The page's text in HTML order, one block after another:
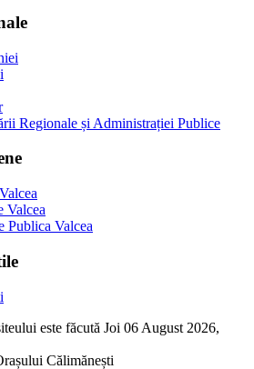
Regionale și Administrației Publice
Valcea
Publica Valcea
este făcută Joi 06 August 2026,
Călimănești